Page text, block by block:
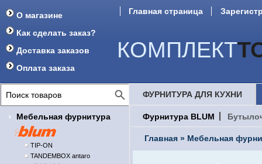
О магазине
Как сделать заказ?
Доставка заказов
Оплата заказа
Главная страница
КОМПЛЕКТ
Мебельная фурнитура
TIP-ON
TANDEMBOX antaro
ФУРНИТУРА ДЛЯ КУХНИ
Фурнитура BLUM
Главная » Мебельная